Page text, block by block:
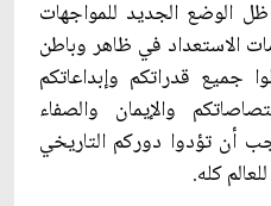
الوضع الجديد للمواجهات
الاستعداد في ظاهر وباطن
جميع قدراتكم وإبداعاتكم
والإيمان والصفاء
أن تؤدوا دوركم التاريخي
كله.